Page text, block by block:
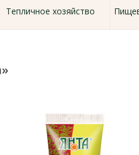
Тепличное хозяйство